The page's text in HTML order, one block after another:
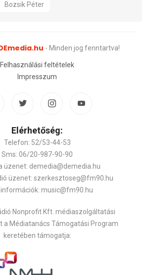
Bozsik Péter
- Minden jog fenntartva!
Felhasználási feltételek
Impresszum
Elérhetőség:
Telefon: 52/53-44-53
Sms: 06/20-987-90-90
üzenet: demedia@demedia.hu
üzenet: szerkesztoseg@fm90.hu
music@fm90.hu
Nonprofit Kft. médiaszolgáltatási
a Médiatanács Támogatási Program
keretében támogatja: